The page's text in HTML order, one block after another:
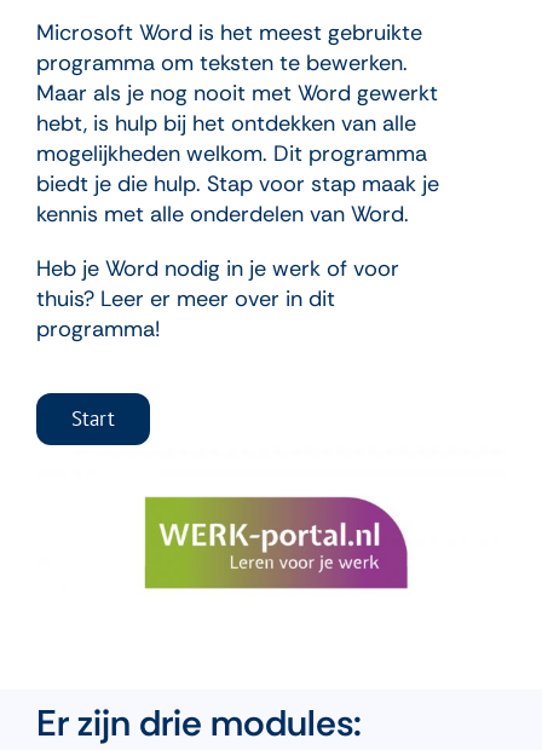
Microsoft Word is het meest gebruikte
programma om teksten te bewerken.
Maar als je nog nooit met Word gewerkt
hebt, is hulp bij het ontdekken van alle
mogelijkheden welkom. Dit programma
biedt je die hulp. Stap voor stap maak je
kennis met alle onderdelen van Word.
Heb je Word nodig in je werk of voor
thuis? Leer er meer over in dit
programma!
Start
Er zijn drie modules: